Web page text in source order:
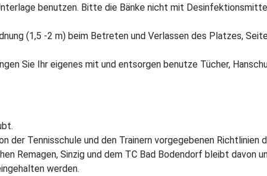
benutzen. Bitte die Bänke nicht mit
(1,5 -2 m) beim Betreten und Verlassen des Platzes,
Sie Ihr eigenes mit und entsorgen benutze Tücher,
der Tennisschule und den Trainern vorgegebenen
Remagen, Sinzig und dem TC Bad Bodendorf bleibt davon
werden.